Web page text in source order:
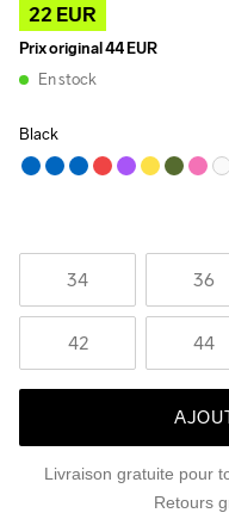
22 EUR
Prix original44 EUR
En stock
Black
34 36
42 44
Livraison gratuite pour
Retours